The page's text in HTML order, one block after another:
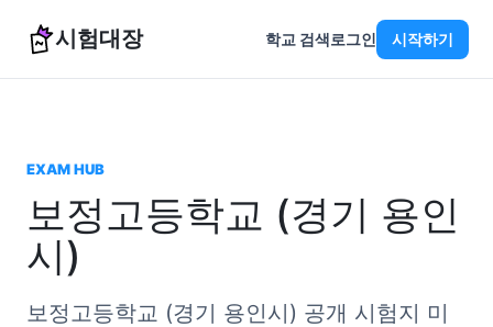
시험대장 학교 검색로그인 시작하기
EXAM HUB
보정고등학교 (경기 용인
시)
보정고등학교 (경기 용인시) 공개 시험지 미